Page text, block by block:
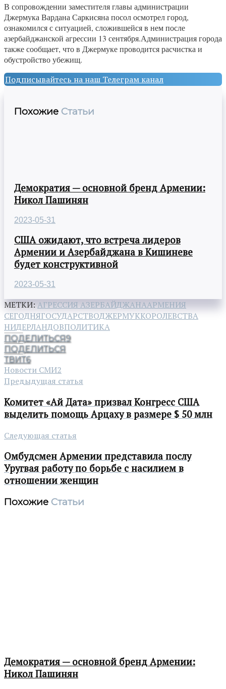
В сопровождении заместителя главы администрации
Джермука Вардана Саркисяна посол осмотрел город,
ознакомился с ситуацией, сложившейся в нем после
азербайджанской агрессии 13 сентября.Администрация города
также сообщает, что в Джермуке проводится расчистка и
обустройство убежищ.
Подписывайтесь на наш Телеграм канал
Похожие Статьи
Демократия — основной бренд Армении:
Никол Пашинян
2023-05-31
США ожидают, что встреча лидеров
Армении и Азербайджана в Кишиневе
будет конструктивной
2023-05-31
МЕТКИ: АГРЕССИЯ АЗЕРБАЙДЖАНААРМЕНИЯ
СЕГОДНЯГОСУДАРСТВОДЖЕРМУККОРОЛЕВСТВА
НИДЕРЛАНДОВПОЛИТИКА
ПОДЕЛИТЬСЯ9
ПОДЕЛИТЬСЯ
ТВИТ6
Новости СМИ2
Предыдущая статья
Комитет «Ай Дата» призвал Конгресс США
выделить помощь Арцаху в размере $ 50 млн
Следующая статья
Омбудсмен Армении представила послу
Уругвая работу по борьбе с насилием в
отношении женщин
Похожие Статьи
Демократия — основной бренд Армении:
Никол Пашинян